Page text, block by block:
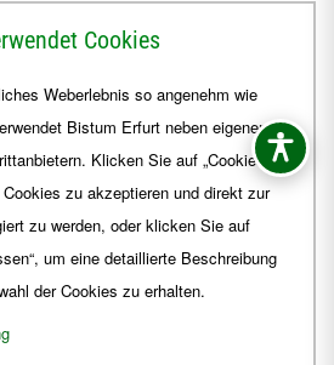
Erfurt.de
Cookies
Weberlebnis so angenehm wie
Bistum Erfurt neben eigenen
Klicken Sie auf „Cookies
zu akzeptieren und direkt zur
zu werden, oder klicken Sie auf
um eine detaillierte Beschreibung
der Cookies zu erhalten.